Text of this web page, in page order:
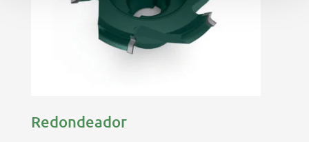
Redondeador